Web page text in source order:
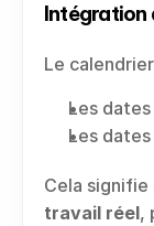
Intégration
Le
Les
Les
travail réel,